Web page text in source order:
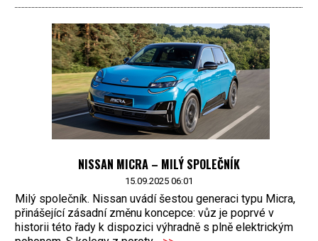
NISSAN MICRA – MILÝ SPOLEČNÍK
15.09.2025 06:01
Milý společník. Nissan uvádí šestou generaci typu Micra,
přinášející zásadní změnu koncepce: vůz je poprvé v
historii této řady k dispozici výhradně s plně elektrickým